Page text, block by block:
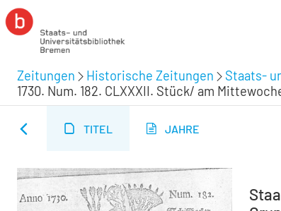
Zeitungen Historische Zeitungen Staats-
1730. Num. 182. CLXXXII. Stück/ am
TITEL JAHRE